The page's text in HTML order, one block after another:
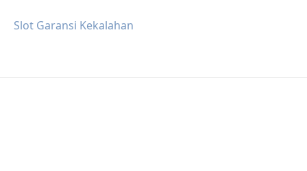
Slot Garansi Kekalahan